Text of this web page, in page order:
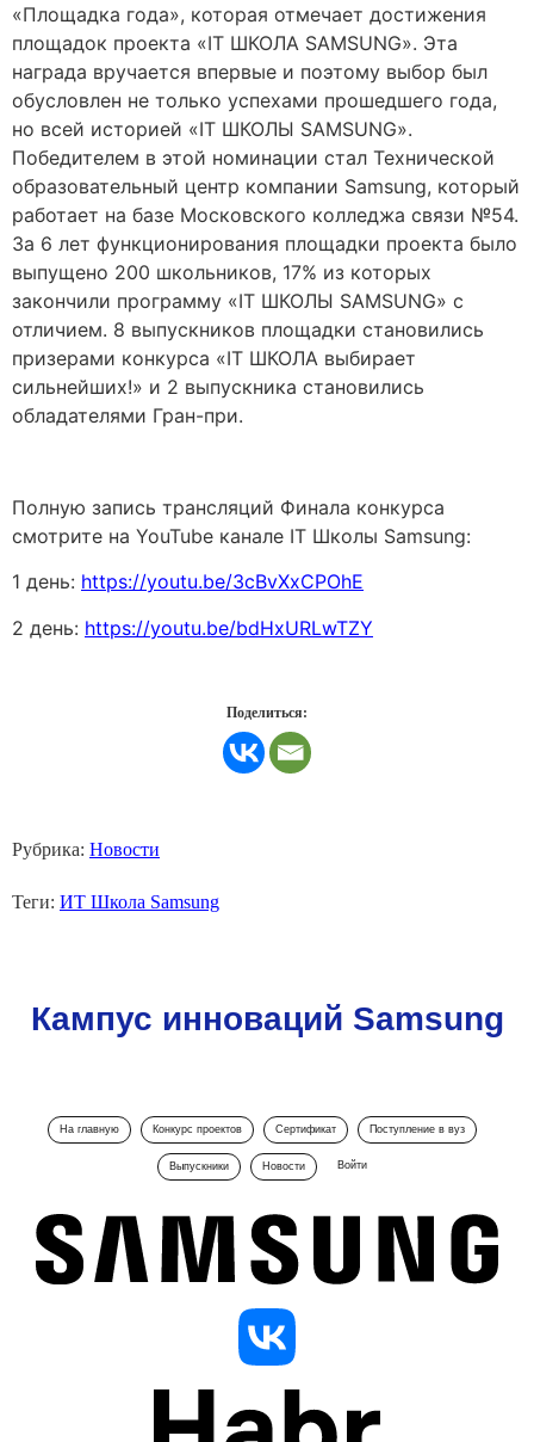
«Площадка года», которая отмечает достижения
площадок проекта «IT ШКОЛА SAMSUNG». Эта
награда вручается впервые и поэтому выбор был
обусловлен не только успехами прошедшего года,
но всей историей «IT ШКОЛЫ SAMSUNG».
Победителем в этой номинации стал Технической
образовательный центр компании Samsung, который
работает на базе Московского колледжа связи №54.
За 6 лет функционирования площадки проекта было
выпущено 200 школьников, 17% из которых
закончили программу «IT ШКОЛЫ SAMSUNG» c
отличием. 8 выпускников площадки становились
призерами конкурса «IT ШКОЛА выбирает
сильнейших!» и 2 выпускника становились
обладателями Гран-при.
Полную запись трансляций Финала конкурса
смотрите на YouTube канале IT Школы Samsung:
1 день: https://youtu.be/3cBvXxCPOhE
2 день: https://youtu.be/bdHxURLwTZY
Поделиться:
Рубрика: Новости
Теги: ИТ Школа Samsung
Кампус инноваций Samsung
На главную Конкурс проектов Сертификат Поступление в вуз
Выпускники Новости Войти